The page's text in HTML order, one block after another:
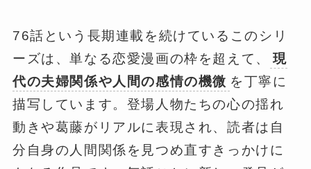
76話という長期連載を続けているこのシリ
ーズは、単なる恋愛漫画の枠を超えて、
現
代の夫婦関係や人間の感情の機微 を丁寧に
描写しています。登場人物たちの心の揺れ
動きや葛藤がリアルに表現され、読者は自
分自身の人間関係を見つめ直すきっかけに